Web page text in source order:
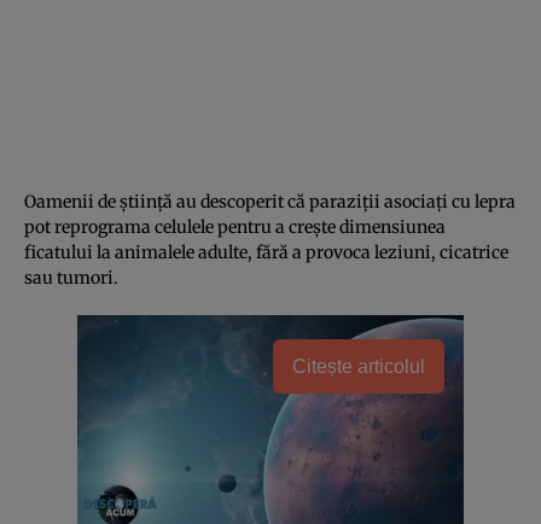
Oamenii de știință au descoperit că paraziții asociați cu lepra
pot reprograma celulele pentru a crește dimensiunea
ficatului la animalele adulte, fără a provoca leziuni, cicatrice
sau tumori.
Citește articolul